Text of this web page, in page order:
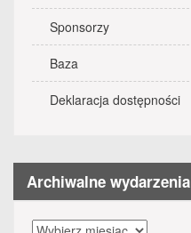
Sponsorzy
Baza
Deklaracja dostępności
Archiwalne wydarzenia
Archiwalne